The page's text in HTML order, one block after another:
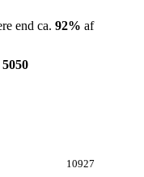
end ca. 92% af
10927